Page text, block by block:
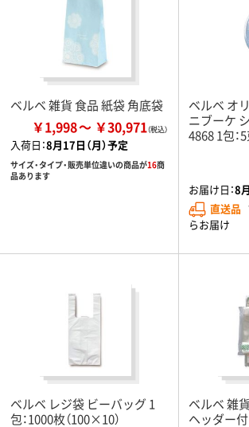
ベルベ 雑貨 食品 紙袋 角底袋
￥1,998 ￥30,971
入荷日：8月17日（月）予定
サイズ・タイプ・販売単位違いの商品が16商
品あります
ベルベ オ
ニブーケ
4868 1包：5
お届け日：8
直送品
らお届け
ベルベ レジ袋 ビーバッグ 1
包：1000枚（100×10）
ベルベ 雑
ヘッダー付